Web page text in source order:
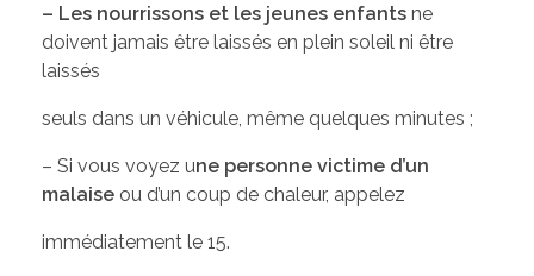
– Les nourrissons et les jeunes enfants ne
doivent jamais être laissés en plein soleil ni être
laissés
seuls dans un véhicule, même quelques minutes ;
– Si vous voyez une personne victime d’un
malaise ou d’un coup de chaleur, appelez
immédiatement le 15.